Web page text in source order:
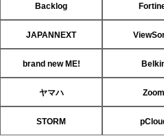
Backlog
JAPANNEXT
brand new ME!
ヤマハ Zoom
STORM